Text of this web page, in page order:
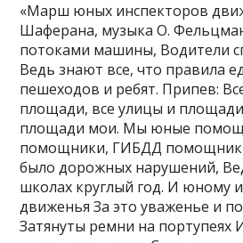
«Марш юных инспекторов
Шаферана, музыка О.
потоками машины, Водители
Ведь знают все, что правила
пешеходов и ребят. Припев:
площади, все улицы и
площади мои. Мы юные
помощники, ГИБДД
было дорожных нарушений,
школах круглый год. И юному
движенья За это уваженье и
Затянуты ремни на портупеях